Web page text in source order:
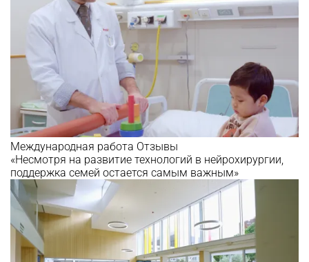
Международная работа Отзывы
«Несмотря на развитие технологий в нейрохирургии,
поддержка семей остается самым важным»